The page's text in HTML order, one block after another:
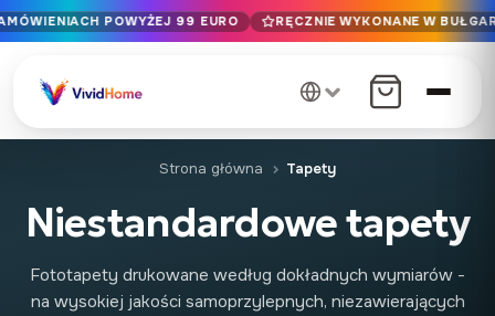
Bezpłatna dostawa na terenie UE przy zamówieniach
ponad 12 lat kunsztu · Tylko materiały najwyższej jakości
POWYŻEJ 99 EURO RĘCZNIE WYKONANE W
Strona główna Tapety
Niestandardowe tapety
Fototapety drukowane według dokładnych wymiarów -
na wysokiej jakości samoprzylepnych, niezawierających